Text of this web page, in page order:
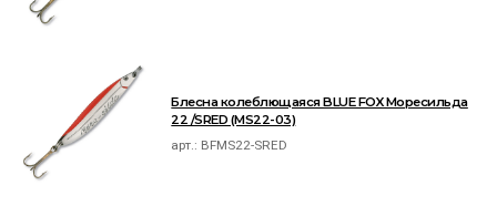
Блесна колеблющаяся BLUE FOX Моресильда
22 /SRED (MS22-03)
арт.: BFMS22-SRED